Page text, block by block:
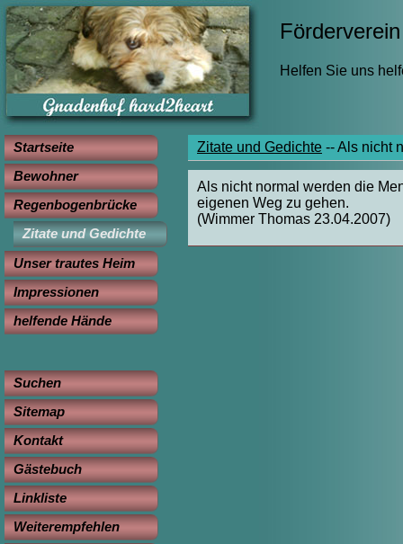
Helfen Sie uns
Startseite
Bewohner
Regenbogenbrücke
Zitate und Gedichte
Unser trautes Heim
Impressionen
helfende Hände
Suchen
Sitemap
Kontakt
Gästebuch
Linkliste
Weiterempfehlen
Zitate und Gedichte --Als nicht
Als nicht normal werden die
eigenen Weg zu gehen.
(Wimmer Thomas 23.04.2007)